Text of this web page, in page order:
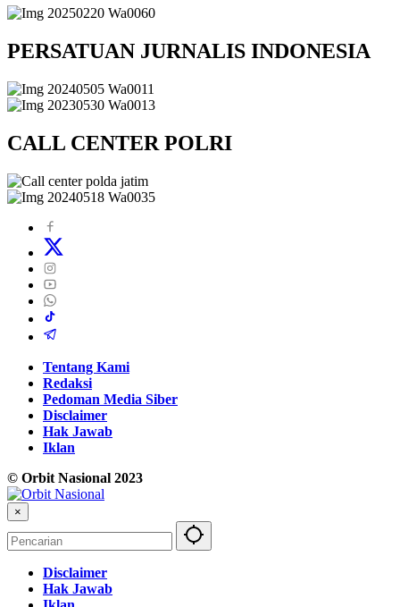
PERSATUAN JURNALIS INDONESIA
CALL CENTER POLRI
Tentang Kami
Redaksi
Pedoman Media Siber
Disclaimer
Hak Jawab
Iklan
© Orbit Nasional 2023
×
Disclaimer
Hak Jawab